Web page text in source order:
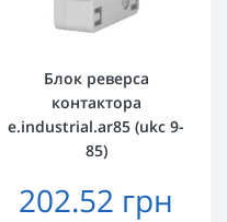
Блок реверса
контактора
e.industrial.ar85 (ukc 9-
85)
202.52 грн